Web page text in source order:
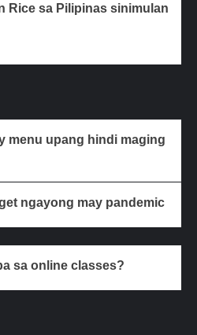
Rice sa Pilipinas sinimulan
menu upang hindi maging
ngayong may pandemic
sa online classes?